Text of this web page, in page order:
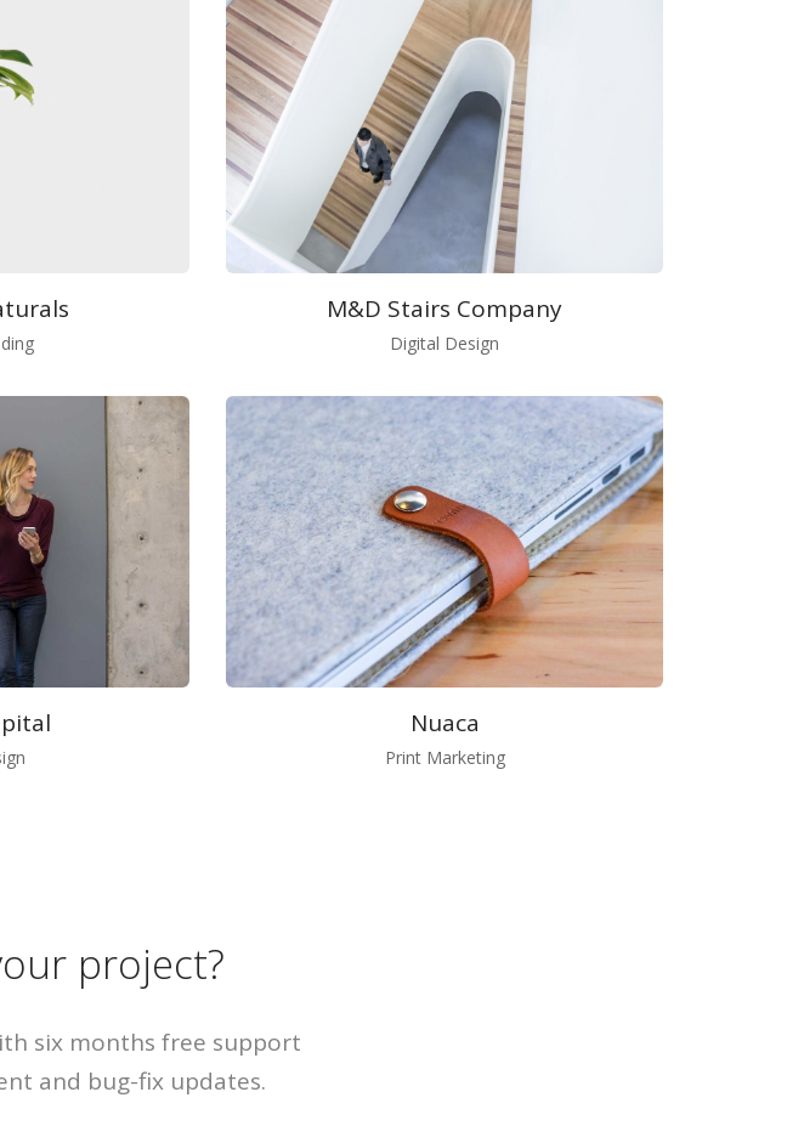
M&D Stairs Company
Digital Design
Nuaca
Print Marketing
project?
six months free support
and bug-fix updates.